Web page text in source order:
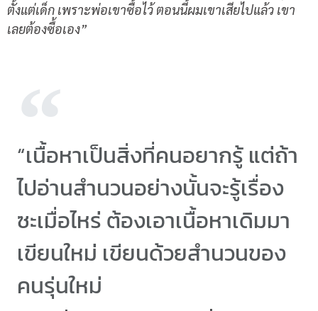
ตั้งแต่เด็ก เพราะพ่อเขาซื้อไว้ ตอนนี้ผมเขาเสียไปแล้ว เขา
เลยต้องซื้อเอง”
“เนื้อหาเป็นสิ่งที่คนอยากรู้ แต่ถ้า
ไปอ่านสำนวนอย่างนั้นจะรู้เรื่อง
ซะเมื่อไหร่ ต้องเอาเนื้อหาเดิมมา
เขียนใหม่ เขียนด้วยสำนวนของ
คนรุ่นใหม่